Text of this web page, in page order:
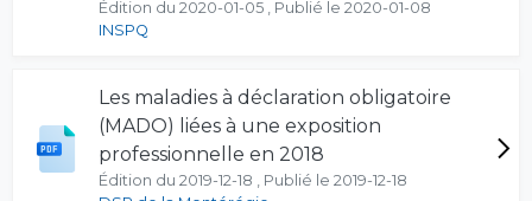
Édition du 2020-01-05 , Publié le 2020-01-08
INSPQ
Les maladies à déclaration obligatoire
(MADO) liées à une exposition
professionnelle en 2018
Édition du 2019-12-18 , Publié le 2019-12-18